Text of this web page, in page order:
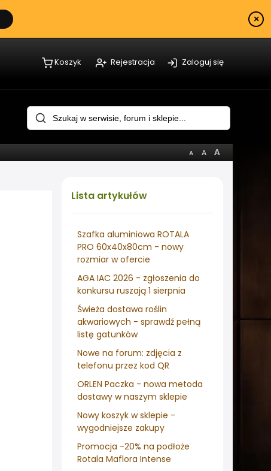
×
Koszyk Rejestracja Zaloguj się
Lista artykułów
Szafka aluminiowa ROTALA
PRO 60x40x80cm - nowy
rozmiar w ofercie
AGA IAC 2026 - zgłoszenia do
konkursu ruszają 1 sierpnia
Świeża dostawa roślin
akwariowych - sprawdź pełną
listę gatunków
Nowe na forum: zdjęcia z
telefonu przez kod QR
ORLEN Paczka - nowa metoda
dostawy w naszym sklepie
Nowy koszyk w sklepie -
wygodniejsze zakupy
Promocja -20% na podłoże
Rotala Maflora Intense